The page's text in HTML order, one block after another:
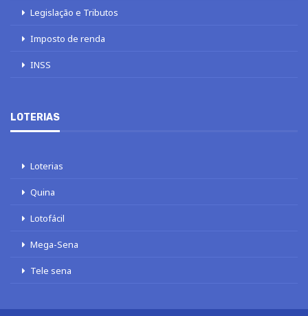
Legislação e Tributos
Imposto de renda
INSS
LOTERIAS
Loterias
Quina
Lotofácil
Mega-Sena
Tele sena